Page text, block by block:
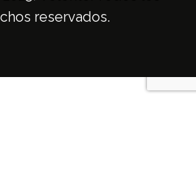
reservados.